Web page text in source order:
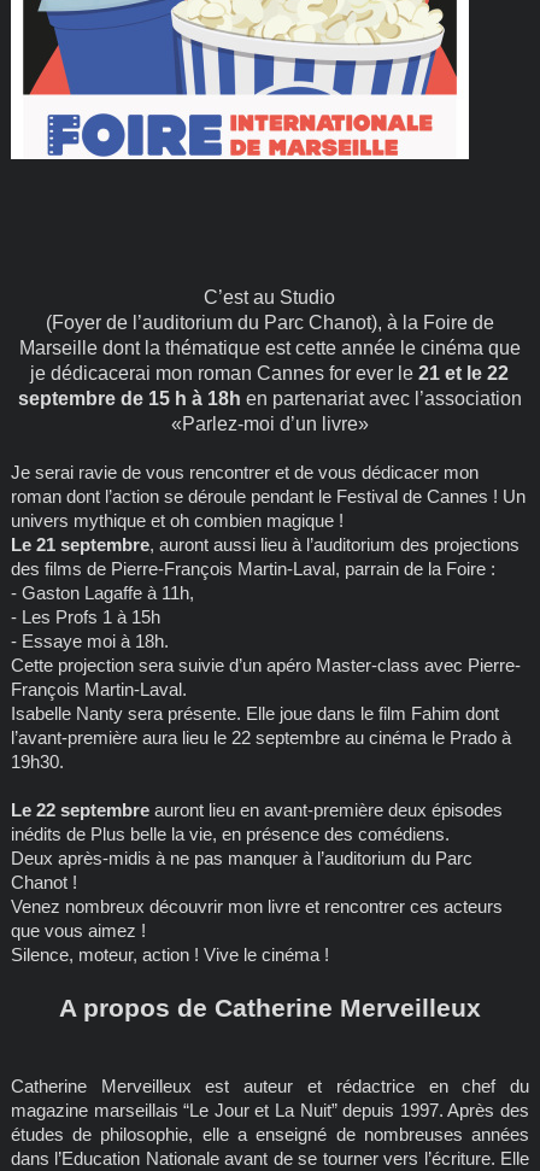
C’est au Studio
(Foyer de l’auditorium du Parc Chanot), à la Foire de
Marseille dont la thématique est cette année le cinéma que
je dédicacerai mon roman Cannes for ever le21 et le 22
septembre de 15 h à 18h en partenariat avec l’association
«Parlez-moi d’un livre»
Je serai ravie de vous rencontrer et de vous dédicacer mon
roman dont l’action se déroule pendant le Festival de Cannes ! Un
univers mythique et oh combien magique !
Le 21 septembre, auront aussi lieu à l’auditorium des projections
des films de Pierre-François Martin-Laval, parrain de la Foire :
- Gaston Lagaffe à 11h,
- Les Profs 1 à 15h
- Essaye moi à 18h.
Cette projection sera suivie d’un apéro Master-class avec Pierre-
François Martin-Laval.
Isabelle Nanty sera présente. Elle joue dans le film Fahim dont
l’avant-première aura lieu le 22 septembre au cinéma le Prado à
19h30.
Le 22 septembreauront lieu en avant-première deux épisodes
inédits de Plus belle la vie, en présence des comédiens.
Deux après-midis à ne pas manquer à l’auditorium du Parc
Chanot !
Venez nombreux découvrir mon livre et rencontrer ces acteurs
que vous aimez !
Silence, moteur, action ! Vive le cinéma !
A propos de Catherine Merveilleux
Catherine Merveilleux est auteur et rédactrice en chef du
magazine marseillais “Le Jour et La Nuit” depuis 1997. Après des
études de philosophie, elle a enseigné de nombreuses années
dans l’Education Nationale avant de se tourner vers l’écriture. Elle